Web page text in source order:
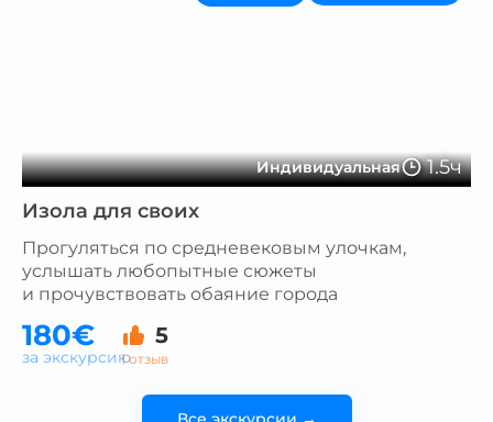
Индивидуальная 1.5ч
Изола для своих
Прогуляться по средневековым улочкам,
услышать любопытные сюжеты
и прочувствовать обаяние города
180€ 5
1 отзыв
за экскурсию